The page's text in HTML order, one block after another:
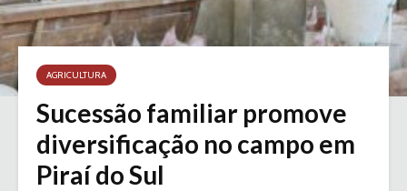
AGRICULTURA
Sucessão familiar promove
diversificação no campo em
Piraí do Sul